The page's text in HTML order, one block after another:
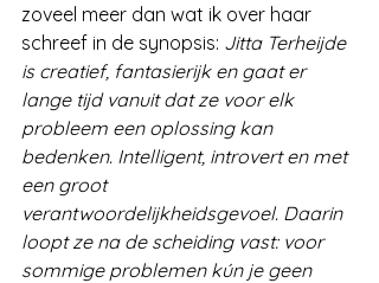
zoveel meer dan wat ik over haar
schreef in de synopsis: Jitta Terheijde
is creatief, fantasierijk en gaat er
lange tijd vanuit dat ze voor elk
probleem een oplossing kan
bedenken. Intelligent, introvert en met
een groot
verantwoordelijkheidsgevoel. Daarin
loopt ze na de scheiding vast: voor
sommige problemen kún je geen